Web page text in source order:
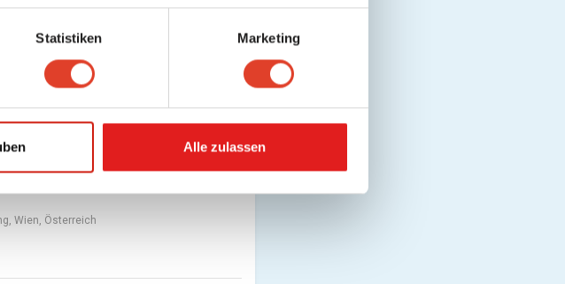
Statistiken Marketing
Alle zulassen
Hietzing, Wien, Österreich
Wien, Österreich